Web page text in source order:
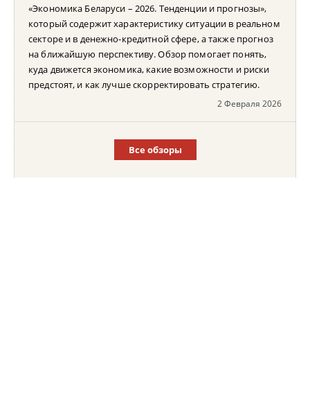
«Экономика Беларуси – 2026. Тенденции и прогнозы»,
который содержит характеристику ситуации в реальном
секторе и в денежно-кредитной сфере, а также прогноз
на ближайшую перспективу. Обзор помогает понять,
куда движется экономика, какие возможности и риски
предстоят, и как лучше скорректировать стратегию.
2 Февраля 2026
Все обзоры